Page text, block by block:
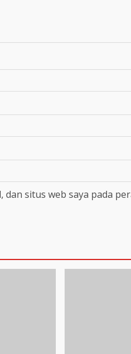
dan situs web saya pada